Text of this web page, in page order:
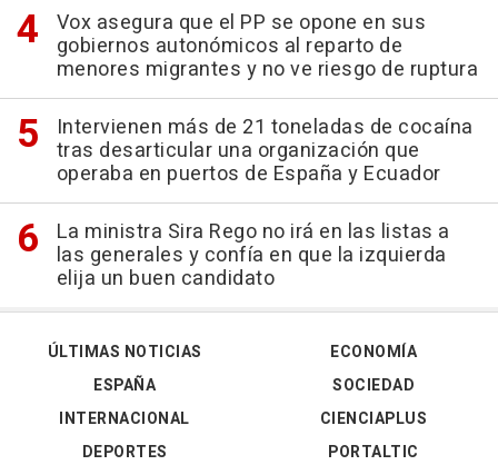
Vox asegura que el PP se opone en sus
gobiernos autonómicos al reparto de
menores migrantes y no ve riesgo de ruptura
Intervienen más de 21 toneladas de cocaína
tras desarticular una organización que
operaba en puertos de España y Ecuador
La ministra Sira Rego no irá en las listas a
las generales y confía en que la izquierda
elija un buen candidato
ÚLTIMAS NOTICIAS
ESPAÑA
INTERNACIONAL
DEPORTES
ECONOMÍA
SOCIEDAD
CIENCIAPLUS
PORTALTIC